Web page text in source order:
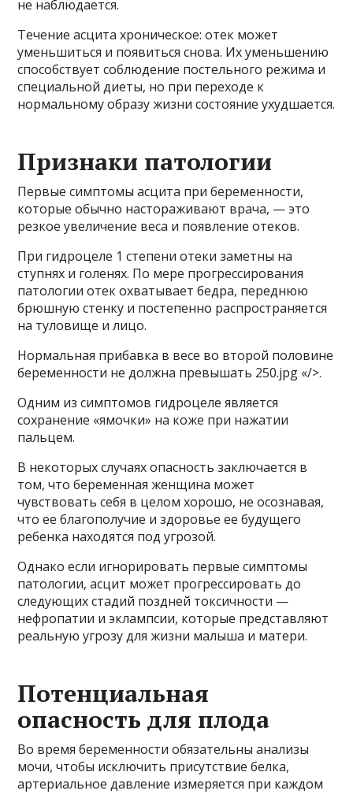
не наблюдается.
Течение асцита хроническое: отек может
уменьшиться и появиться снова. Их уменьшению
способствует соблюдение постельного режима и
специальной диеты, но при переходе к
нормальному образу жизни состояние ухудшается.
Признаки патологии
Первые симптомы асцита при беременности,
которые обычно настораживают врача, — это
резкое увеличение веса и появление отеков.
При гидроцеле 1 степени отеки заметны на
ступнях и голенях. По мере прогрессирования
патологии отек охватывает бедра, переднюю
брюшную стенку и постепенно распространяется
на туловище и лицо.
Нормальная прибавка в весе во второй половине
беременности не должна превышать 250.jpg «/>.
Одним из симптомов гидроцеле является
сохранение «ямочки» на коже при нажатии
пальцем.
В некоторых случаях опасность заключается в
том, что беременная женщина может
чувствовать себя в целом хорошо, не осознавая,
что ее благополучие и здоровье ее будущего
ребенка находятся под угрозой.
Однако если игнорировать первые симптомы
патологии, асцит может прогрессировать до
следующих стадий поздней токсичности —
нефропатии и эклампсии, которые представляют
реальную угрозу для жизни малыша и матери.
Потенциальная
опасность для плода
Во время беременности обязательны анализы
мочи, чтобы исключить присутствие белка,
артериальное давление измеряется при каждом